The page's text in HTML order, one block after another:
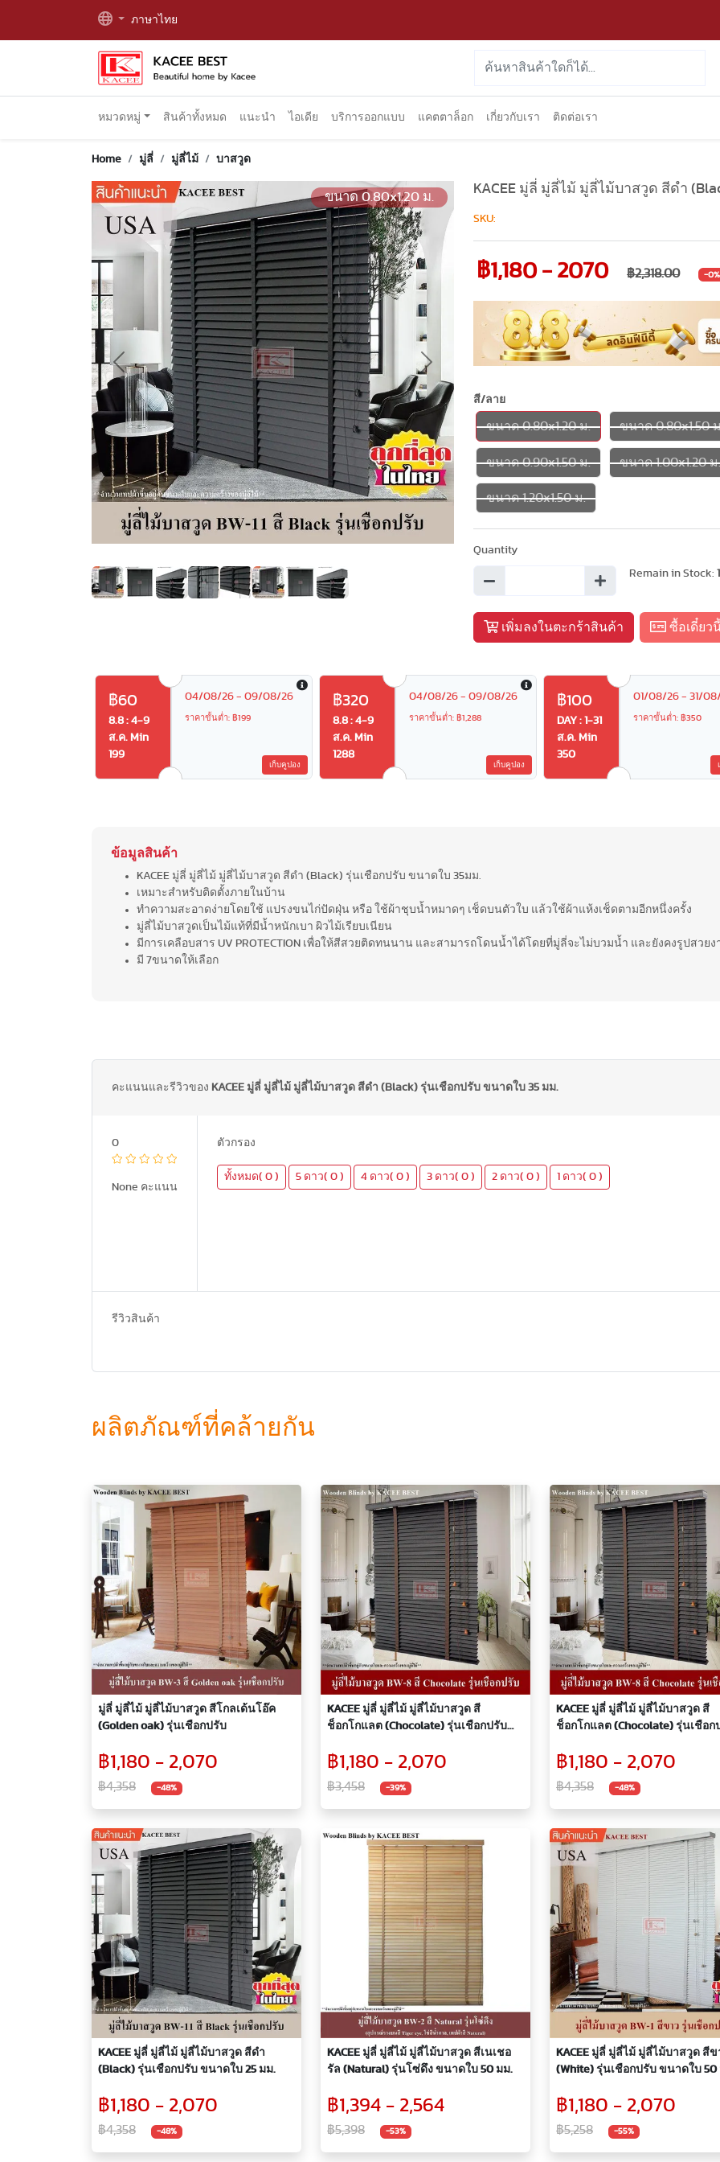
ภาษาไทย
หมวดหมู่ สินค้าทั้งหมด แนะนำ ไอเดีย บริการออกแบบ แคตตาล็อก เกี่ยวกับเรา ติดต่อเรา
Home มู่ลี่ มู่ลี่ไม้ บาสวูด
ขนาด 0.80x1.20 ม.
Previous Next
KACEE มู่ลี่ มู่ลี่ไม้ มู่ลี่ไม้บาสวูด สีดำ
SKU:
฿1,180 - 2070 ฿2,318.00 -0%
สี/ลาย
ขนาด 0.80x1.20 ม. ขนาด 0.80x1.50
ขนาด 0.90x1.50 ม. ขนาด 1.00x1.20 ม.
ขนาด 1.20x1.50 ม.
Quantity
Remain in Stock:
เพิ่มลงในตะกร้าสินค้า ซื้อเดี๋ยว
฿60
8.8 : 4-9
ส.ค. Min
199
04/08/26 - 09/08/26
ราคาขั้นต่ำ: ฿199
เก็บคูปอง
฿320
8.8 : 4-9
ส.ค. Min
1288
04/08/26 - 09/08/26
ราคาขั้นต่ำ: ฿1,288
เก็บคูปอง
฿100
DAY : 1-31
ส.ค. Min
350
01/08/26 - 31/
ราคาขั้นต่ำ: ฿350
ข้อมูลสินค้า
KACEE มู่ลี่ มู่ลี่ไม้ มู่ลี่ไม้บาสวูด สีดำ (Black) รุ่นเชือกปรับ ขนาดใบ 35มม.
เหมาะสำหรับติดตั้งภายในบ้าน
ทำความสะอาดง่ายโดยใช้ แปรงขนไก่ปัดฝุ่น หรือ ใช้ผ้าชุบน้ำหมาดๆ เช็ดบนตัวใบ แล้วใช้ผ้าแห้งเช็ดตามอีกหนึ่งครั้ง
มู่ลี่ไม้บาสวูดเป็นไม้แท้ที่มีน้ำหนักเบา ผิวไม้เรียบเนียน
มีการเคลือบสาร UV PROTECTION เพื่อให้สีสวยติดทนนาน และสามารถโดนน้ำได้โดยที่มู่ลี่จะไม่บวมน้ำ และยังคงรูปสวยง
มี 7ขนาดให้เลือก
คะแนนและรีวิวของ KACEE มู่ลี่ มู่ลี่ไม้ มู่ลี่ไม้บาสวูด สีดำ (Black) รุ่นเชือกปรับ ขนาดใบ 35 มม.
0
None คะแนน
ตัวกรอง
ทั้งหมด( 0 ) 5 ดาว( 0 ) 4 ดาว( 0 ) 3 ดาว( 0 ) 2 ดาว( 0 ) 1 ดาว( 0 )
รีวิวสินค้า
ผลิตภัณฑ์ที่คล้ายกัน
มู่ลี่ มู่ลี่ไม้ มู่ลี่ไม้บาสวูด สีโกลเด้นโอ๊ค
(Golden oak) รุ่นเชือกปรับ
฿1,180 - 2,070
฿4,358 -48%
KACEE มู่ลี่ มู่ลี่ไม้ มู่ลี่ไม้บาสวูด สี
ช็อกโกแลต (Chocolate) รุ่นเชือกปรับ
฿1,180 - 2,070
฿3,458 -39%
KACEE มู่ลี่ มู่ลี่ไม้ มู่ลี่ไม้บาสวูด สี
ช็อกโกแลต (Chocolate) รุ่นเชือก
฿1,180 - 2,070
฿4,358 -48%
KACEE มู่ลี่ มู่ลี่ไม้ มู่ลี่ไม้บาสวูด สีดำ
(Black) รุ่นเชือกปรับ ขนาดใบ 25 มม.
฿1,180 - 2,070
฿4,358 -48%
KACEE มู่ลี่ มู่ลี่ไม้ มู่ลี่ไม้บาสวูด สีเนเชอ
รัล (Natural) รุ่นโซ่ดึง ขนาดใบ 50 มม.
฿1,394 - 2,564
฿5,398 -53%
KACEE มู่ลี่ มู่ลี่ไม้ มู่ลี่ไม้บาสวูด สีขาว
(White) รุ่นเชือกปรับ ขนาดใบ 50
฿1,180 - 2,070
฿5,258 -55%